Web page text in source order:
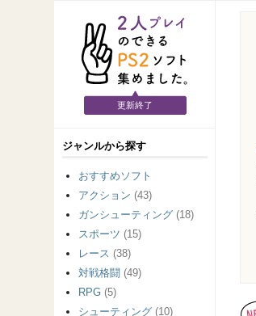
更新終了
ジャンルから探す
おすすめソフト
アクション (43)
ガンシューティング (18)
スポーツ (15)
レース (38)
対戦格闘 (49)
RPG (5)
シューティング (10)